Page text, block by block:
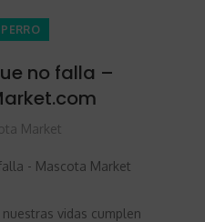
PERRO
no falla –
Market
vidas cumplen